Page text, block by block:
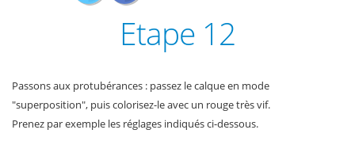
Etape 12
Passons aux protubérances : passez le calque en mode
"superposition", puis colorisez-le avec un rouge très vif.
Prenez par exemple les réglages indiqués ci-dessous.